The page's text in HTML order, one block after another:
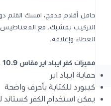
حامل أقلام مدمج، امسك القلم
التركيب بمشبك. مع
الغطاء وإغلاقه.
مميزات كفر ايباد اير مقاس 10.9 :
حماية ايباد اير
كيبورد للكتابة بأحرف واضحة
يمكن استخدام الكفر كستاند